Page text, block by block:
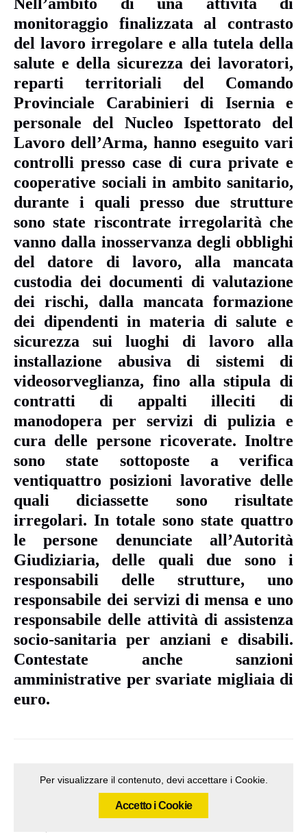
monitoraggio finalizzata al contrasto
del lavoro irregolare e alla tutela della
salute e della sicurezza dei lavoratori,
reparti territoriali del Comando
Provinciale Carabinieri di Isernia e
personale del Nucleo Ispettorato del
Lavoro dell’Arma, hanno eseguito vari
controlli presso case di cura private e
cooperative sociali in ambito sanitario,
durante i quali presso due strutture
sono state riscontrate irregolarità che
vanno dalla inosservanza degli obblighi
del datore di lavoro, alla mancata
custodia dei documenti di valutazione
dei rischi, dalla mancata formazione
dei dipendenti in materia di salute e
sicurezza sui luoghi di lavoro alla
installazione abusiva di sistemi di
videosorveglianza, fino alla stipula di
contratti di appalti illeciti di
manodopera per servizi di pulizia e
cura delle persone ricoverate. Inoltre
sono state sottoposte a verifica
ventiquattro posizioni lavorative delle
quali diciassette sono risultate
irregolari. In totale sono state quattro
le persone denunciate all’Autorità
Giudiziaria, delle quali due sono i
responsabili delle strutture, uno
responsabile dei servizi di mensa e uno
responsabile delle attività di assistenza
socio-sanitaria per anziani e disabili.
Contestate anche sanzioni
amministrative per svariate migliaia di
euro.
Per visualizzare il contenuto, devi accettare i Cookie.
Accetto i Cookie